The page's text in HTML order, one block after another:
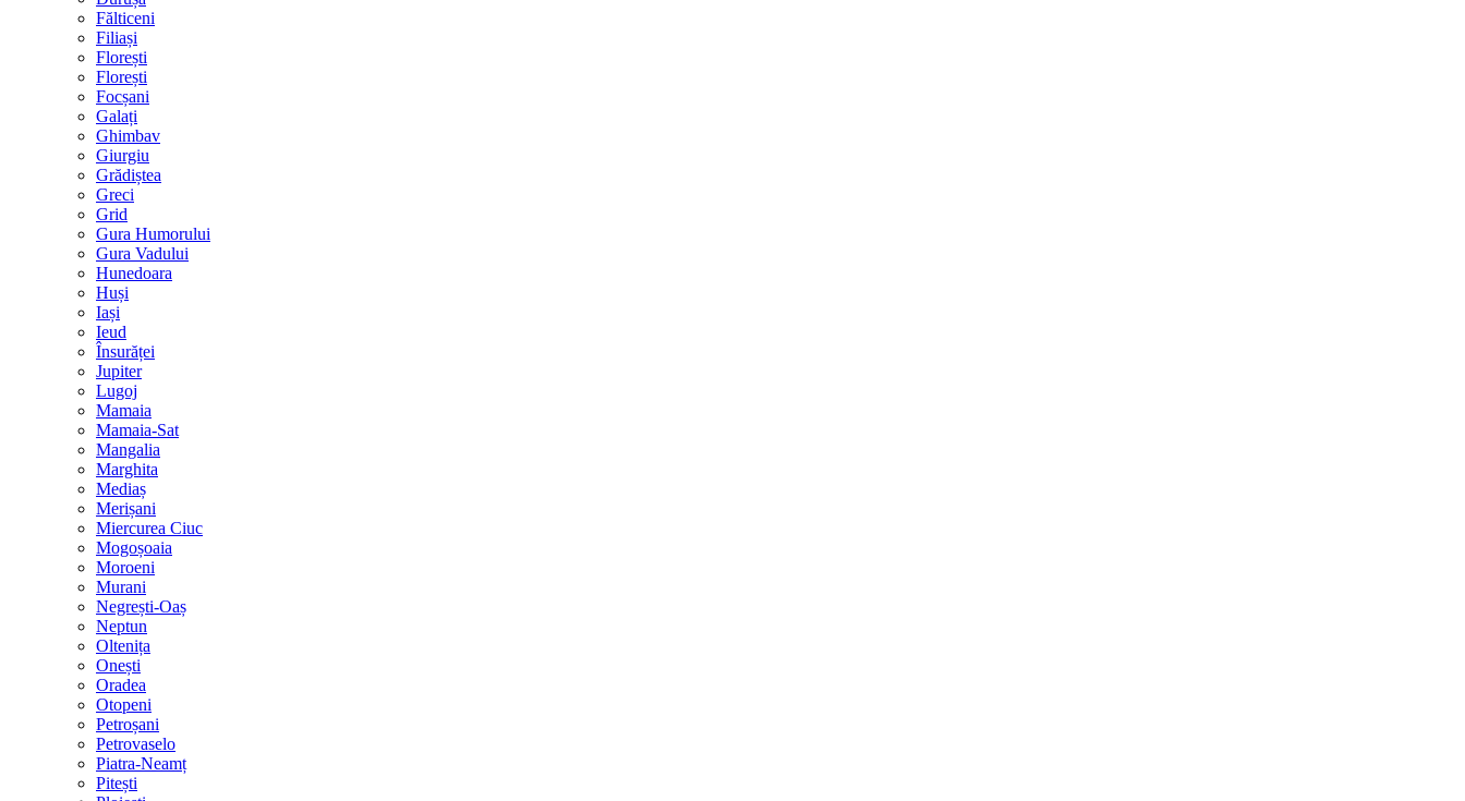
Fălticeni
Filiași
Florești
Florești
Focșani
Galați
Ghimbav
Giurgiu
Grădiștea
Greci
Grid
Gura Humorului
Gura Vadului
Hunedoara
Huși
Iași
Ieud
Însurăței
Jupiter
Lugoj
Mamaia
Mamaia-Sat
Mangalia
Marghita
Mediaș
Merișani
Miercurea Ciuc
Mogoșoaia
Moroeni
Murani
Negrești-Oaș
Neptun
Oltenița
Onești
Oradea
Otopeni
Petroșani
Petrovaselo
Piatra-Neamț
Pitești